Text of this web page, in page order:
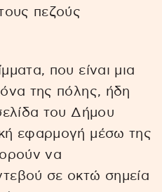
πεζούς
που είναι μια
της πόλης, ήδη
του Δήμου
εφαρμογή μέσω της
να
σε οκτώ σημεία